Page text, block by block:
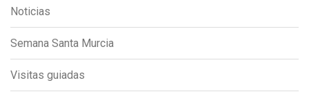
Noticias
Semana Santa Murcia
Visitas guiadas